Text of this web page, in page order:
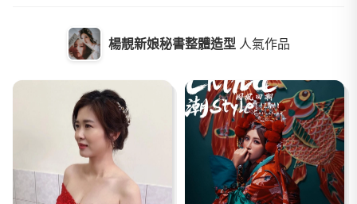
楊靚新娘秘書整體造型 人氣作品